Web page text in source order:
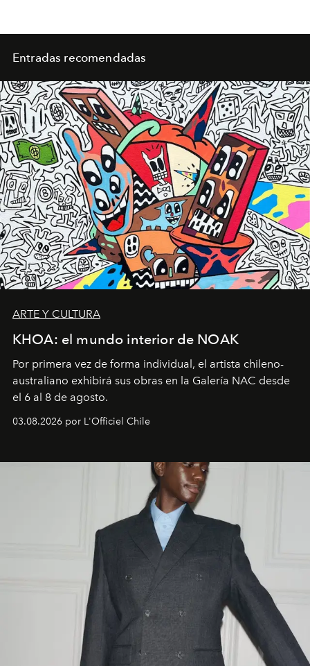
Entradas recomendadas
ARTE Y CULTURA
KHOA: el mundo interior de NOAK
Por primera vez de forma individual, el artista chileno-
australiano exhibirá sus obras en la Galería NAC desde
el 6 al 8 de agosto.
03.08.2026 por L'Officiel Chile